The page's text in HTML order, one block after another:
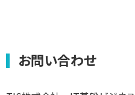
お問い合わせ